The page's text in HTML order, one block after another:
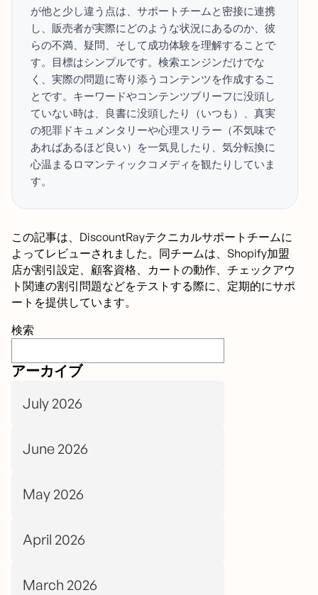
検索
アーカイブ
July 2026
June 2026
May 2026
April 2026
March 2026
が他と少し違う点は、サポートチームと密接に連携
し、販売者が実際にどのような状況にあるのか、彼
らの不満、疑問、そして成功体験を理解することで
す。目標はシンプルです。検索エンジンだけでな
く、実際の問題に寄り添うコンテンツを作成するこ
とです。キーワードやコンテンツブリーフに没頭し
ていない時は、良書に没頭したり（いつも）、真実
の犯罪ドキュメンタリーや心理スリラー（不気味で
あればあるほど良い）を一気見したり、気分転換に
心温まるロマンティックコメディを観たりしていま
す。
この記事は、DiscountRayテクニカルサポートチームに
よってレビューされました。同チームは、Shopify加盟
店が割引設定、顧客資格、カートの動作、チェックアウ
ト関連の割引問題などをテストする際に、定期的にサポ
ートを提供しています。